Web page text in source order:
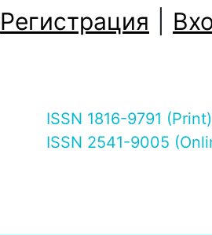
Регистрация
ISSN 1816-9791 (Print)
ISSN 2541-9005